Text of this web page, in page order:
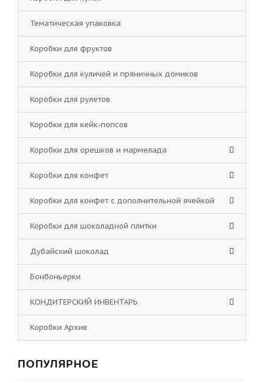
Тематическая упаковка
Коробки для фруктов
Коробки для куличей и пряничных домиков
Коробки для рулетов
Коробки для кейк-попсов
Коробки для орешков и мармелада
Коробки для конфет
Коробки для конфет с дополнительной ячейкой
Коробки для шоколадной плитки
Дубайский шоколад
Бонбоньерки
КОНДИТЕРСКИЙ ИНВЕНТАРЬ
Коробки Архив
ПОПУЛЯРНОЕ